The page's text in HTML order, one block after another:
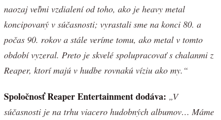
naozaj veľmi vzdialení od toho, ako je heavy metal
koncipovaný v súčasnosti; vyrastali sme na konci 80. a
počas 90. rokov a stále veríme tomu, ako metal v tomto
období vyzeral. Preto je skvelé spolupracovať s chalanmi z
Reaper, ktorí majú v hudbe rovnakú víziu ako my.“
Spoločnosť Reaper Entertainment dodáva: „V
súčasnosti je na trhu viacero hudobných albumov… Máme